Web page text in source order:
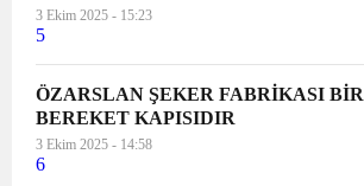
3 Ekim 2025 - 15:23
5
ÖZARSLAN ŞEKER FABRİKASI BİR
BEREKET KAPISIDIR
3 Ekim 2025 - 14:58
6